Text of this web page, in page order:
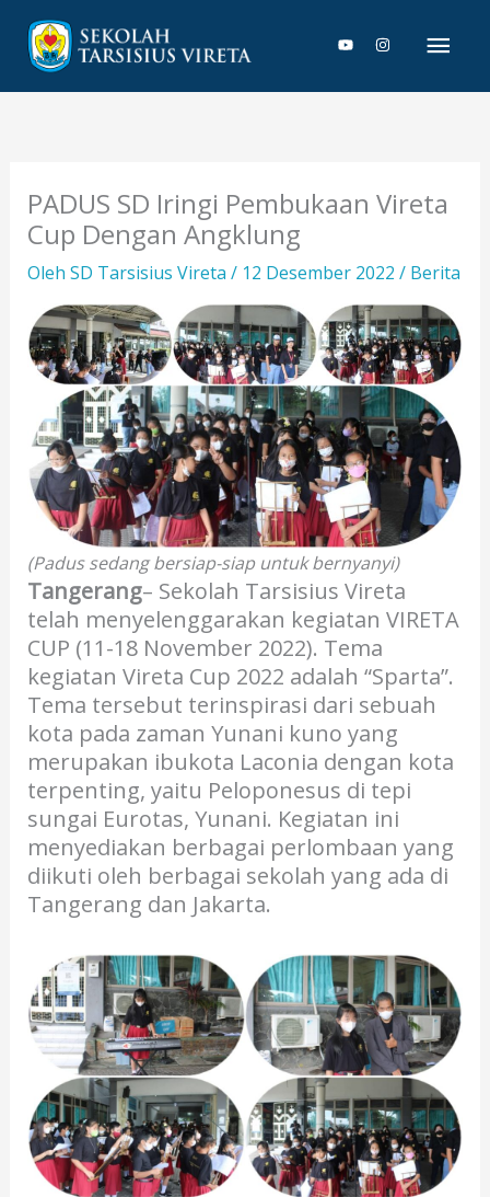
konten
PADUS SD Iringi Pembukaan Vireta
Cup Dengan Angklung
Oleh SD Tarsisius Vireta / 12 Desember 2022 / Berita
(Padus sedang bersiap-siap untuk bernyanyi)
Tangerang– Sekolah Tarsisius Vireta
telah menyelenggarakan kegiatan VIRETA
CUP (11-18 November 2022). Tema
kegiatan Vireta Cup 2022 adalah “Sparta”.
Tema tersebut terinspirasi dari sebuah
kota pada zaman Yunani kuno yang
merupakan ibukota Laconia dengan kota
terpenting, yaitu Peloponesus di tepi
sungai Eurotas, Yunani. Kegiatan ini
menyediakan berbagai perlombaan yang
diikuti oleh berbagai sekolah yang ada di
Tangerang dan Jakarta.